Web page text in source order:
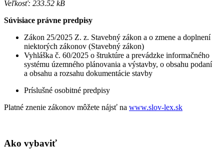
Veľkosť: 233.52 kB
Súvisiace právne predpisy
Zákon 25/2025 Z. z. Stavebný zákon a o zmene a doplnení
niektorých zákonov (Stavebný zákon)
Vyhláška č. 60/2025 o štruktúre a prevádzke informačného
systému územného plánovania a výstavby, o obsahu podaní
a obsahu a rozsahu dokumentácie stavby
Príslušné osobitné predpisy
Platné znenie zákonov môžete nájsť na www.slov-lex.sk
Ako vybaviť